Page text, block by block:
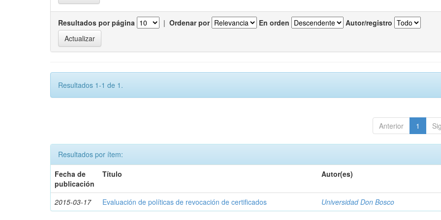
Resultados por página | Ordenar por En orden Autor/registro
Resultados 1-1 de 1.
Anterior 1
Resultados por ítem:
Fecha de
publicación
Título Autor(es)
2015-03-17 Evaluación de políticas de revocación de certificados Universidad Don Bosco